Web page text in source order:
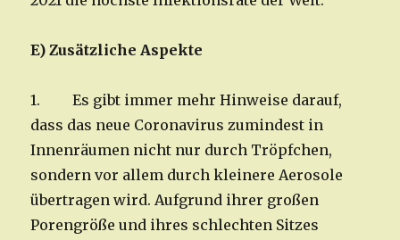
E) Zusätzliche Aspekte
1. Es gibt immer mehr Hinweise darauf,
dass das neue Coronavirus zumindest in
Innenräumen nicht nur durch Tröpfchen,
sondern vor allem durch kleinere Aerosole
übertragen wird. Aufgrund ihrer großen
Porengröße und ihres schlechten Sitzes